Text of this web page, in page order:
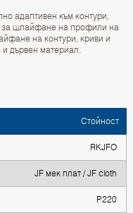
адаптивен към контури,
за шлайфане на профили на
на контури, криви и
дървен материал.
Стойност
RKJFO
JF мек плат / JF cloth
P220